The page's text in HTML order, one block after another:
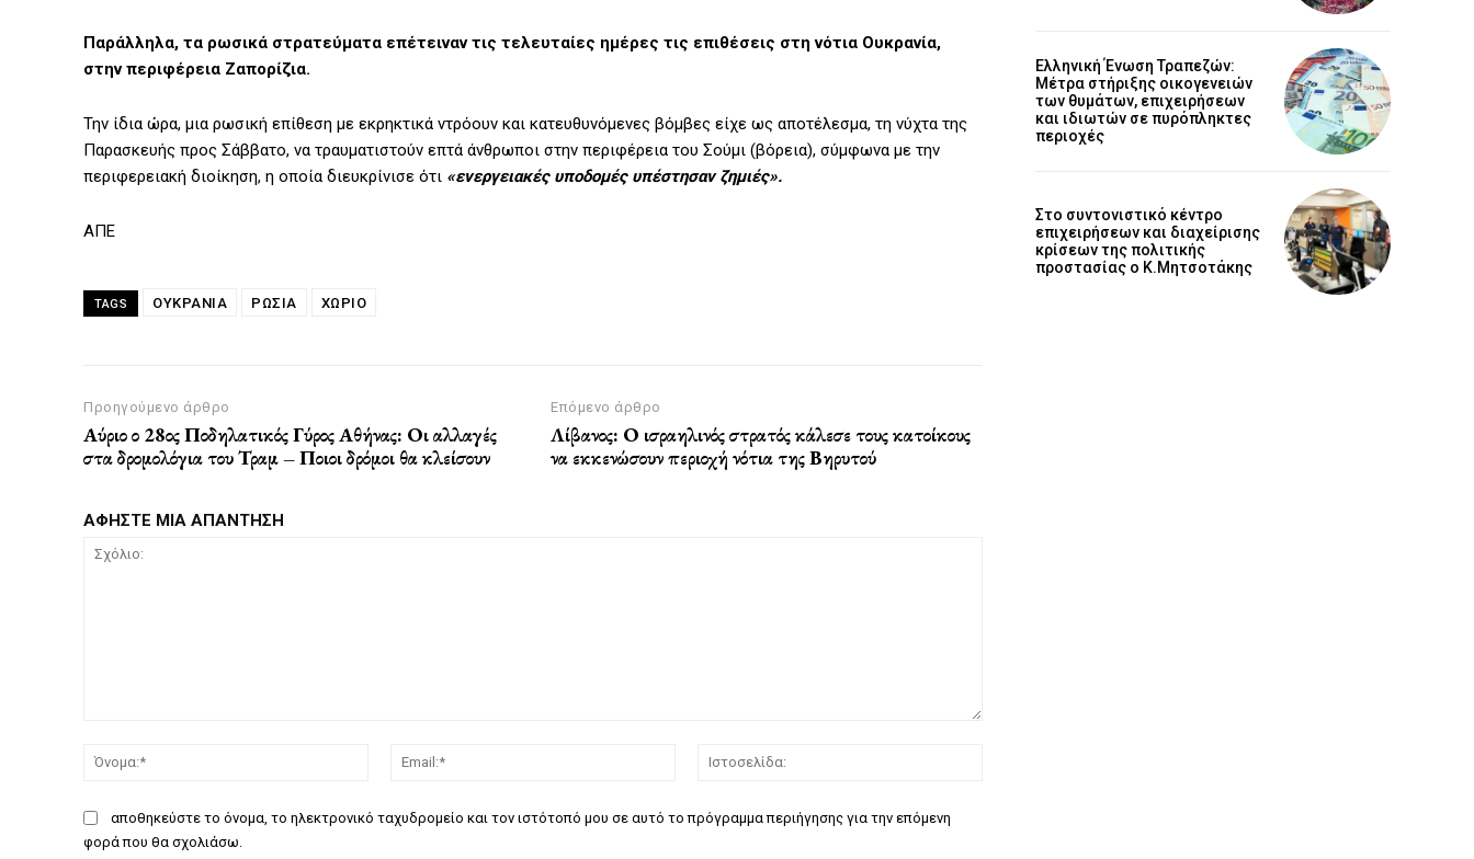
Παράλληλα, τα ρωσικά στρατεύματα επέτειναν τις τελευταίες ημέρες τις επιθέσεις στη νότια Ουκρανία,
στην περιφέρεια Ζαπορίζια.
Την ίδια ώρα, μια ρωσική επίθεση με εκρηκτικά ντρόουν και κατευθυνόμενες βόμβες είχε ως αποτέλεσμα, τη νύχτα της
Παρασκευής προς Σάββατο, να τραυματιστούν επτά άνθρωποι στην περιφέρεια του Σούμι (βόρεια), σύμφωνα με την
περιφερειακή διοίκηση, η οποία διευκρίνισε ότι «ενεργειακές υποδομές υπέστησαν ζημιές».
ΑΠΕ
TAGS ΟΥΚΡΑΝΙΑ ΡΩΣΙΑ ΧΩΡΙΟ
Προηγούμενο άρθρο
Αύριο ο 28ος Ποδηλατικός Γύρος Αθήνας: Οι αλλαγές
στα δρομολόγια του Τραμ – Ποιοι δρόμοι θα κλείσουν
Επόμενο άρθρο
Λίβανος: Ο ισραηλινός στρατός κάλεσε τους κατοίκους
να εκκενώσουν περιοχή νότια της Βηρυτού
ΑΦΗΣΤΕ ΜΙΑ ΑΠΑΝΤΗΣΗ
Όνομα:*
Email:*
αποθηκεύστε το όνομα, το ηλεκτρονικό ταχυδρομείο και τον ιστότοπό μου σε αυτό το πρόγραμμα περιήγησης για την επόμενη
φορά που θα σχολιάσω.
Ελληνική Ένωση Τραπεζών:
Μέτρα στήριξης οικογενειών
των θυμάτων, επιχειρήσεων
και ιδιωτών σε πυρόπληκτες
περιοχές
Στο συντονιστικό κέντρο
επιχειρήσεων και διαχείρισης
κρίσεων της πολιτικής
προστασίας ο Κ.Μητσοτάκης